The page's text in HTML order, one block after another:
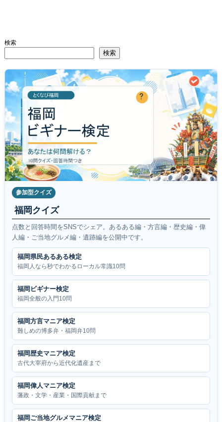
検索
検索
参加型クイズ
福岡クイズ
点数と回答時間をSNSでシェア。あるある編・方言編・歴史編・偉
人編・ご当地グルメ編・遺跡編を公開中です。
福岡県民あるある検定
福岡人なら秒でわかるローカル常識10問
福岡ビギナー検定
福岡全般の入門10問
福岡方言マニア検定
難しめの博多弁・福岡弁10問
福岡歴史マニア検定
古代大宰府から近代化遺産まで
福岡偉人マニア検定
藩政・文学・産業・国際貢献まで
福岡ご当地グルメマニア検定